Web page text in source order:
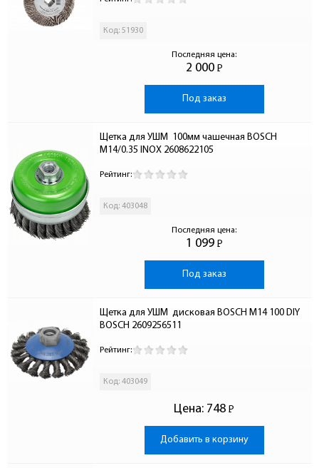
Код: 51930
Последняя цена:
2 000 Р
-
Под заказ
Щетка для УШМ  100мм чашечная BOSCH
М14/0.35 INOX 2608622105
Рейтинг:
Код: 403048
Последняя цена:
1 099 Р
-
Под заказ
Щетка для УШМ  дисковая BOSCH М14 100 DIY
BOSCH 2609256511
Рейтинг:
Код: 403049
Цена: 748 Р
-
Добавить в корзину